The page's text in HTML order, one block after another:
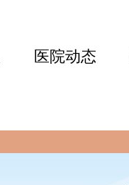
医院动态